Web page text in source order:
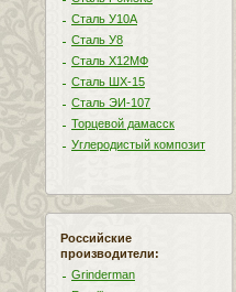
Сталь У10А
Сталь У8
Сталь Х12МФ
Сталь ШХ-15
Сталь ЭИ-107
Торцевой дамасск
Углеродистый композит
Российские
производители:
Grinderman